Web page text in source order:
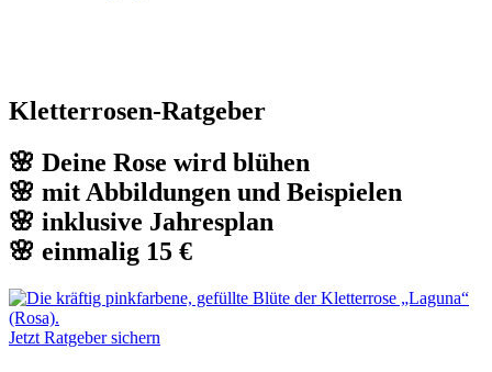
Kletterrosen-Ratgeber
🌸 Deine Rose wird blühen
🌸 mit Abbildungen und Beispielen
🌸 inklusive Jahresplan
🌸 einmalig 15 €
Jetzt Ratgeber sichern